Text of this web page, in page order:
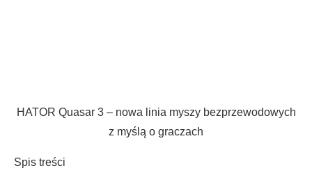
HATOR Quasar 3 – nowa linia myszy bezprzewodowych
z myślą o graczach
Spis treści